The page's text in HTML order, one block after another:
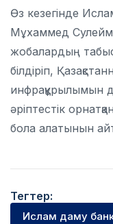
Өз кезегінде
Мұхаммед
жобалардың
білдіріп,
инфрақұрылымын
әріптестік
бола алатынын
Тегтер:
Ислам даму